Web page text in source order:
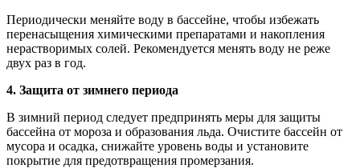
Периодически меняйте воду в бассейне, чтобы избежать
перенасыщения химическими препаратами и накопления
нерастворимых солей. Рекомендуется менять воду не реже
двух раз в год.
4. Защита от зимнего периода
В зимний период следует предпринять меры для защиты
бассейна от мороза и образования льда. Очистите бассейн от
мусора и осадка, снижайте уровень воды и установите
покрытие для предотвращения промерзания.